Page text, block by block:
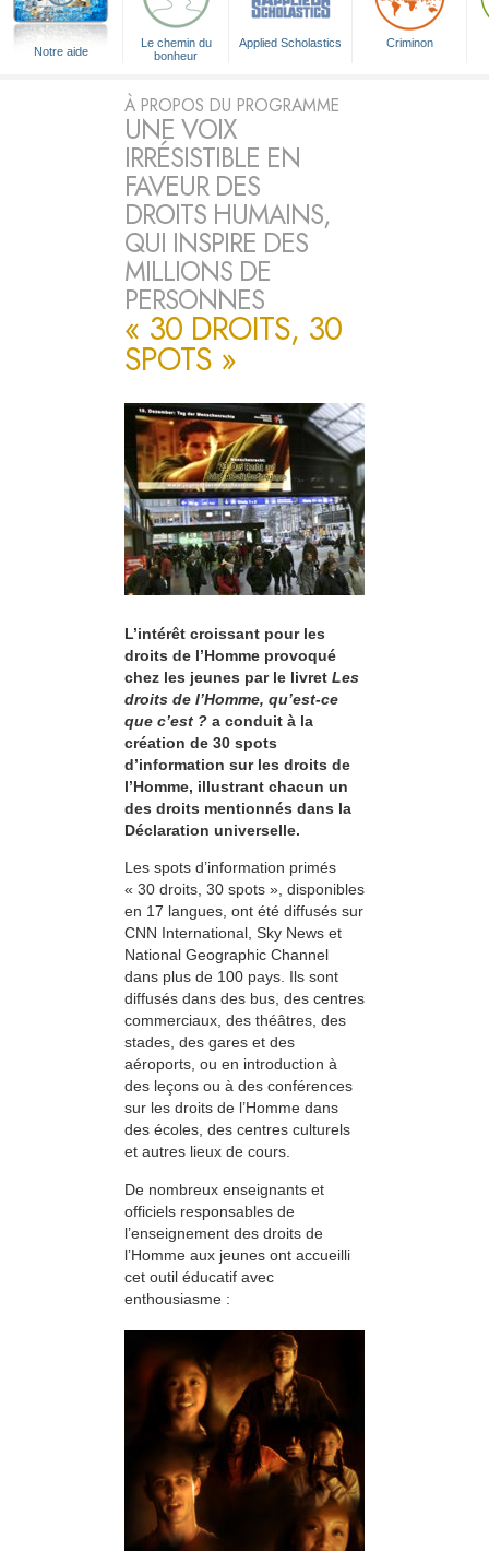
Notre aide
Le chemin du
bonheur
Applied Scholastics Criminon
À PROPOS DU PROGRAMME
UNE VOIX
IRRÉSISTIBLE EN
FAVEUR DES
DROITS HUMAINS,
QUI INSPIRE DES
MILLIONS DE
PERSONNES
« 30 DROITS, 30
SPOTS »
L’intérêt croissant pour les
droits de l’Homme provoqué
chez les jeunes par le livret Les
droits de l’Homme, qu’est-ce
que c’est ? a conduit à la
création de 30 spots
d’information sur les droits de
l’Homme, illustrant chacun un
des droits mentionnés dans la
Déclaration universelle.
Les spots d’information primés
« 30 droits, 30 spots », disponibles
en 17 langues, ont été diffusés sur
CNN International, Sky News et
National Geographic Channel
dans plus de 100 pays. Ils sont
diffusés dans des bus, des centres
commerciaux, des théâtres, des
stades, des gares et des
aéroports, ou en introduction à
des leçons ou à des conférences
sur les droits de l’Homme dans
des écoles, des centres culturels
et autres lieux de cours.
De nombreux enseignants et
officiels responsables de
l’enseignement des droits de
l’Homme aux jeunes ont accueilli
cet outil éducatif avec
enthousiasme :